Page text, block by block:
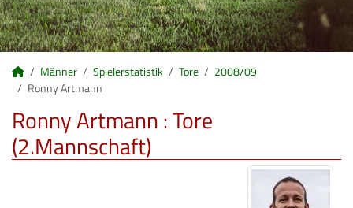
Männer Spielerstatistik Tore
2008/09
Ronny Artmann
Ronny Artmann : Tore
(2.Mannschaft)